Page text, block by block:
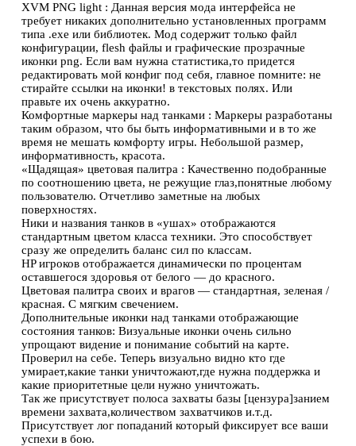
XVM PNG light : Данная версия мода интерфейса не
требует никаких дополнительно установленных программ
типа .exe или библиотек. Мод содержит только файл
конфигурации, flesh файлы и графические прозрачные
иконки png. Если вам нужна статистика,то придется
редактировать мой конфиг под себя, главное помните: не
стирайте ссылки на иконки! в текстовых полях. Или
правьте их очень аккуратно.
Комфортные маркеры над танками : Маркеры разработаны
таким образом, что бы быть информативными и в то же
время не мешать комфорту игры. Небольшой размер,
информативность, красота.
«Щадящая» цветовая палитра : Качественно подобранные
по соотношению цвета, не режущие глаз,понятные любому
пользователю. Отчетливо заметные на любых
поверхностях.
Ники и названия танков в «ушах» отображаются
стандартным цветом класса техники. Это способствует
сразу же определить баланс сил по классам.
HP игроков отображается динамически по процентам
оставшегося здоровья от белого — до красного.
Цветовая палитра своих и врагов — стандартная, зеленая /
красная. С мягким свечением.
Дополнительные иконки над танками отображающие
состояния танков: Визуальные иконки очень сильно
упрощают видение и понимание событий на карте.
Проверил на себе. Теперь визуально видно кто где
умирает,какие танки уничтожают,где нужна поддержка и
какие приоритетные цели нужно уничтожать.
Так же присутствует полоса захваты базы [цензура]занием
времени захвата,количеством захватчиков и.т.д.
Присутствует лог попаданий который фиксирует все ваши
успехи в бою.